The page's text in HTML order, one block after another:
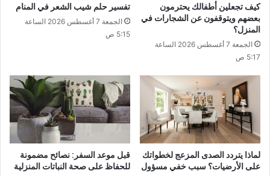
كيف تجعلين أطفالك يحترمون
بعضهم ويتوقفون عن الشجارات في
المنزل؟
الجمعة 7 أغسطس 2026 الساعة
5:17 ص
تفسير حلم شيب الشعر في المنام
الجمعة 7 أغسطس 2026 الساعة
5:15 ص
لماذا يتردد الصدى المزعج لخطواتك
على الأرضيات؟ سبب خفي مسؤول
قبل موعد السفر: نصائح مضمونة
للحفاظ على صحة النباتات المنزلية